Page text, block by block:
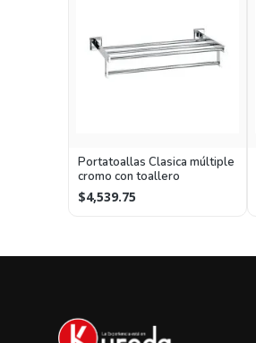
Portatoallas Clasica múltiple
cromo con toallero
$4,539.75